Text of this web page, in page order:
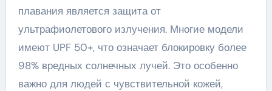
плавания является защита от
ультрафиолетового излучения. Многие модели
имеют UPF 50+, что означает блокировку более
98% вредных солнечных лучей. Это особенно
важно для людей с чувствительной кожей,